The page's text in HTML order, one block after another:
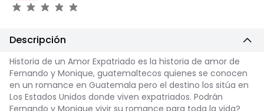
Descripción
Historia de un Amor Expatriado es la historia de amor de
Fernando y Monique, guatemaltecos quienes se conocen
en un romance en Guatemala pero el destino los sitúa en
Los Estados Unidos donde viven expatriados. Podrán
Fernando y Monique vivir su romance para toda la vida?